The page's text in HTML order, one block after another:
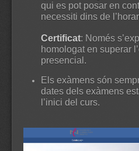
qui es pot posar en
necessiti dins de
Certificat: Només
homologat en superar
presencial.
Els exàmens són
dates dels exàmens
l’inici del curs.